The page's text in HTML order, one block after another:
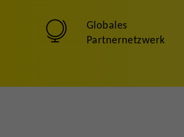
Globales
Partnernetzwerk